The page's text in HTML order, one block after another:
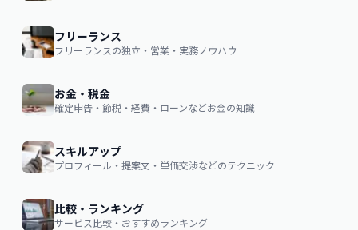
フリーランス
フリーランスの独立・営業・実務ノウハウ
お金・税金
確定申告・節税・経費・ローンなどお金の知識
スキルアップ
プロフィール・提案文・単価交渉などのテクニック
比較・ランキング
サービス比較・おすすめランキング